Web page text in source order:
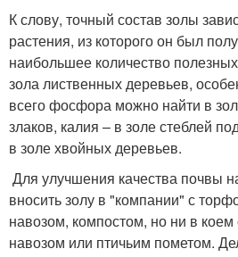
К слову, точный состав золы
растения, из которого он был
наибольшее количество
зола лиственных деревьев,
всего фосфора можно найти в
злаков, калия – в золе стеблей
в золе хвойных деревьев.
Для улучшения качества почвы
вносить золу в "компании" с
навозом, компостом, но ни в
навозом или птичьим пометом.